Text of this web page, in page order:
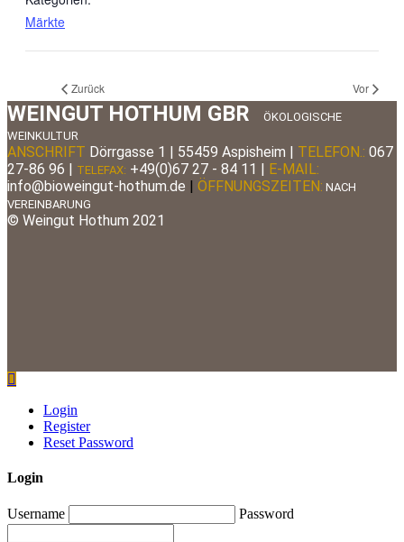
Märkte
Zurück Vor
WEINGUT HOTHUM GBR
ÖKOLOGISCHE
WEINKULTUR
ANSCHRIFT Dörrgasse 1 | 55459 Aspisheim | TELEFON.: 067
27-86 96 | TELEFAX: +49(0)67 27 - 84 11 | E-MAIL:
info@bioweingut-hothum.de | ÖFFNUNGSZEITEN: NACH
VEREINBARUNG
© Weingut Hothum 2021
Login
Register
Reset Password
Login
Username Password